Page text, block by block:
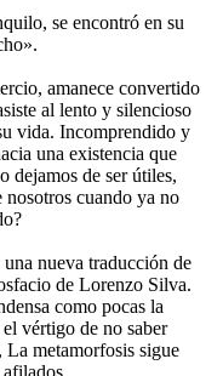
se encontró en su
amanece convertido
al lento y silencioso
vida. Incomprendido y
una existencia que
dejamos de ser útiles,
nosotros cuando ya no
nueva traducción de
de Lorenzo Silva.
como pocas la
vértigo de no saber
La metamorfosis sigue